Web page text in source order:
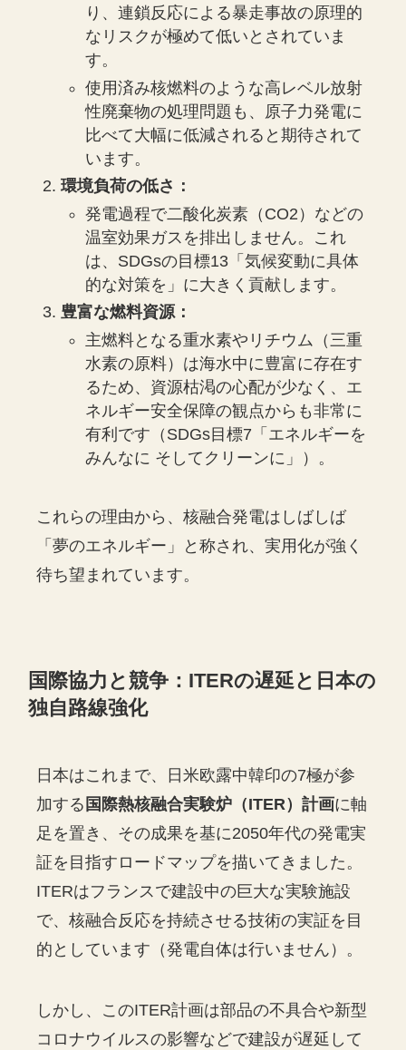
り、連鎖反応による暴走事故の原理的
なリスクが極めて低いとされていま
す。
使用済み核燃料のような高レベル放射
性廃棄物の処理問題も、原子力発電に
比べて大幅に低減されると期待されて
います。
環境負荷の低さ：
発電過程で二酸化炭素（CO2）などの
温室効果ガスを排出しません。これ
は、SDGsの目標13「気候変動に具体
的な対策を」に大きく貢献します。
豊富な燃料資源：
主燃料となる重水素やリチウム（三重
水素の原料）は海水中に豊富に存在す
るため、資源枯渇の心配が少なく、エ
ネルギー安全保障の観点からも非常に
有利です（SDGs目標7「エネルギーを
みんなに そしてクリーンに」）。
これらの理由から、核融合発電はしばしば
「夢のエネルギー」と称され、実用化が強く
待ち望まれています。
国際協力と競争：ITERの遅延と日本の
独自路線強化
日本はこれまで、日米欧露中韓印の7極が参
加する 国際熱核融合実験炉（ITER）計画に軸
足を置き、その成果を基に2050年代の発電実
証を目指すロードマップを描いてきました。
ITERはフランスで建設中の巨大な実験施設
で、核融合反応を持続させる技術の実証を目
的としています（発電自体は行いません）。
しかし、このITER計画は部品の不具合や新型
コロナウイルスの影響などで建設が遅延して